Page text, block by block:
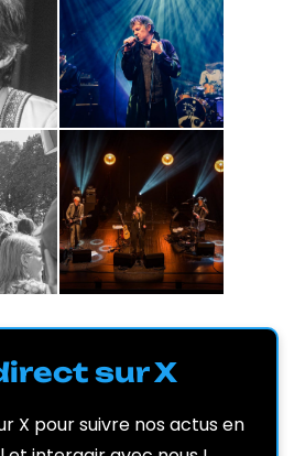
sur X
X pour suivre nos actus en